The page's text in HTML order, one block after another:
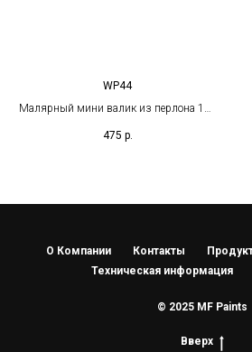
WP44
Малярный мини валик из перлона 100
475 р.
О Компании Контакты
Техническая информация
© 2025 MF Paints
Вверх